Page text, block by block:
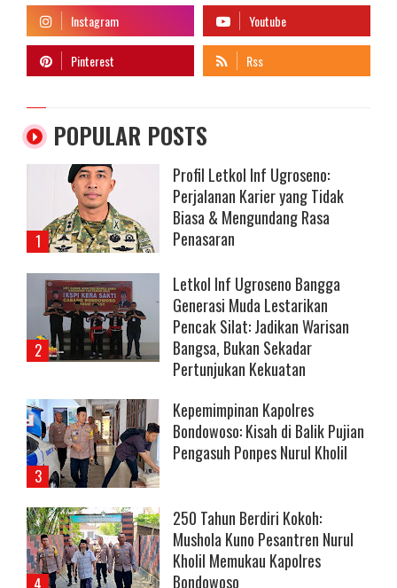
POPULAR POSTS
Profil Letkol Inf Ugroseno:
Perjalanan Karier yang Tidak
Biasa & Mengundang Rasa
Penasaran
Letkol Inf Ugroseno Bangga
Generasi Muda Lestarikan
Pencak Silat: Jadikan Warisan
Bangsa, Bukan Sekadar
Pertunjukan Kekuatan
Kepemimpinan Kapolres
Bondowoso: Kisah di Balik Pujian
Pengasuh Ponpes Nurul Kholil
250 Tahun Berdiri Kokoh:
Mushola Kuno Pesantren Nurul
Kholil Memukau Kapolres
Bondowoso